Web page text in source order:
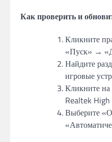
Как проверить и
Кликните
«Пуск» →
Найдите
игровые
Кликните на
Realtek
Выберите